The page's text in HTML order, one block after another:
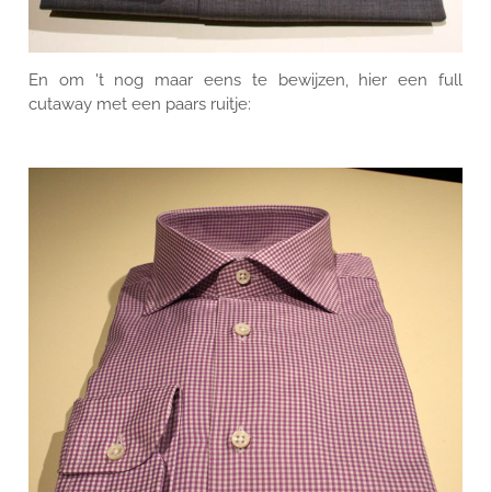
En om 't nog maar eens te bewijzen, hier een full
cutaway met een paars ruitje: